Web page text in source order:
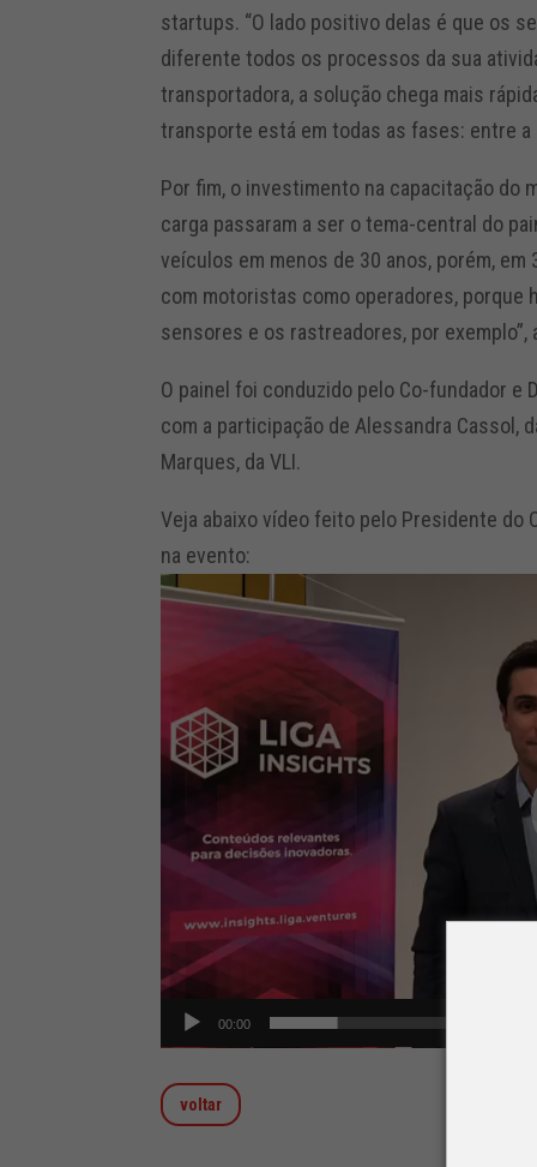
startups. “O lado positivo delas é que os
diferente todos os processos da sua
transportadora, a solução chega mais
transporte está em todas as fases: entre
Por fim, o investimento na capacitação do
carga passaram a ser o tema-central do
veículos em menos de 30 anos, porém,
com motoristas como operadores, porque
sensores e os rastreadores, por
O painel foi conduzido pelo Co-fundador e
com a participação de Alessandra Cassol,
Marques, da VLI.
Veja abaixo vídeo feito pelo Presidente do
na evento:
Tocador
00:00
voltar